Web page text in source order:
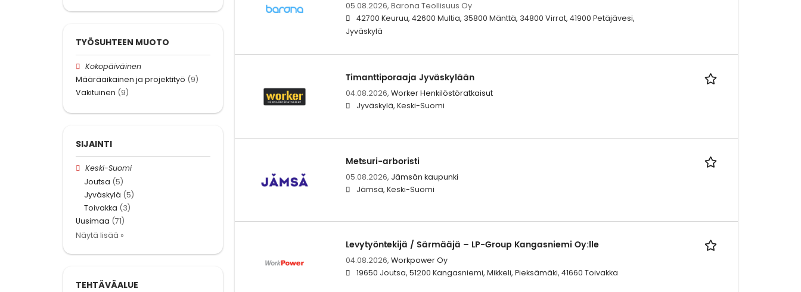
05.08.2026, Barona Teollisuus Oy
42700 Keuruu, 42600 Multia, 35800 Mänttä, 34800 Virrat, 41900 Petäjävesi,
Jyväskylä
Timanttiporaaja Jyväskylään
04.08.2026, Worker Henkilöstöratkaisut
Jyväskylä, Keski-Suomi
Metsuri-arboristi
05.08.2026, Jämsän kaupunki
Jämsä, Keski-Suomi
Levytyöntekijä / Särmääjä – LP-Group Kangasniemi Oy:lle
04.08.2026, Workpower Oy
19650 Joutsa, 51200 Kangasniemi, Mikkeli, Pieksämäki, 41660 Toivakka
TYÖSUHTEEN MUOTO
Kokopäiväinen
Määräaikainen ja projektityö (9)
Vakituinen (9)
SIJAINTI
Keski-Suomi
Joutsa (5)
Jyväskylä (5)
Toivakka (3)
Uusimaa (71)
Näytä lisää »
TEHTÄVÄALUE